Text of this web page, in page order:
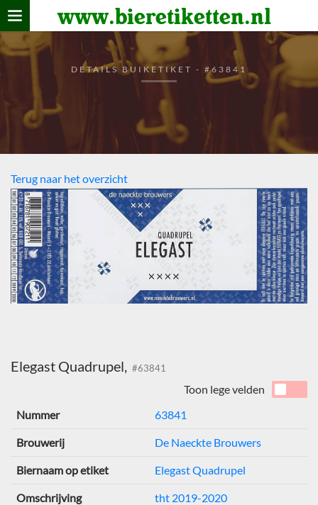
www.bieretiketten.nl
Home
verzamelen
De bierkaart
Bezoekers
DETAILS BUIKETIKET - #63841
Terug naar het overzicht
Elegast Quadrupel, #63841
Toon lege velden
Nummer
63841
Brouwerij De Naeckte Brouwers
Biernaam op etiket Elegast Quadrupel
Omschrijving tht 2019-2020